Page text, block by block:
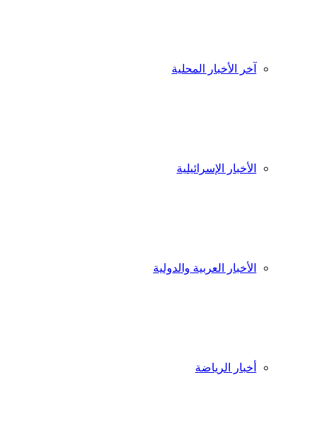
آخر الأخبار المحلية
الأخبار الإسرائيلية
الأخبار العربية والدولية
أخبار الرياضة